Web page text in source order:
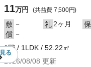
見る
11万円 (共益費 7,500円)
敷 － 礼 2ヶ月 保
償 －
1階 / 1LDK / 52.22㎡
2026/08/08 更新